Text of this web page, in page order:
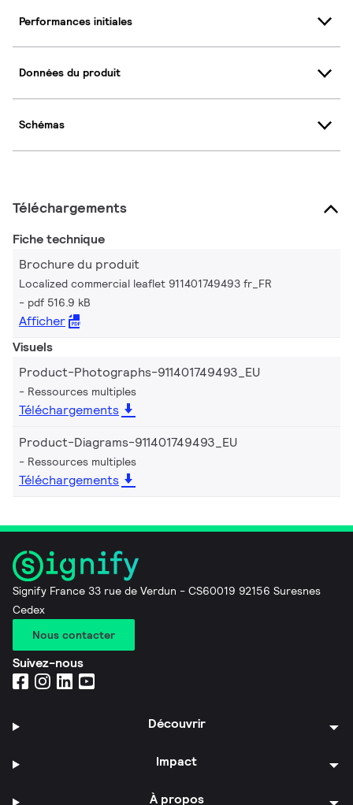
Performances initiales
Données du produit
Schémas
Téléchargements
Fiche technique
Brochure du produit
Localized commercial leaflet 911401749493 fr_FR
pdf 516.9 kB
Afficher
Visuels
Product-Photographs-911401749493_EU
Ressources multiples
Téléchargements
Product-Diagrams-911401749493_EU
Ressources multiples
Téléchargements
Signify France 33 rue de Verdun - CS60019 92156 Suresnes
Cedex
Nous contacter
Suivez-nous
Découvrir
Impact
À propos